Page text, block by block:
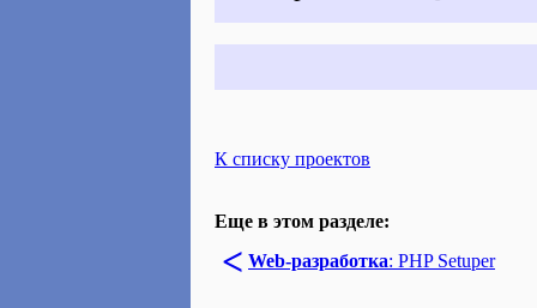
К списку проектов
Еще в этом разделе:
< Web-разработка: PHP Setuper